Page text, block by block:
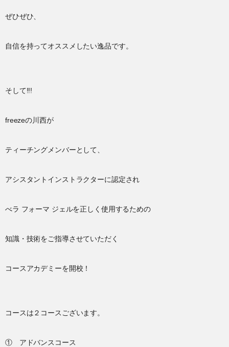
ぜひぜひ、
自信を持ってオススメしたい逸品です。
そして!!!
freezeの川西が
ティーチングメンバーとして、
アシスタントインストラクターに認定され
べラ フォーマ ジェルを正しく使用するための
知識・技術をご指導させていただく
コースアカデミーを開校！
コースは２コースございます。
① アドバンスコース